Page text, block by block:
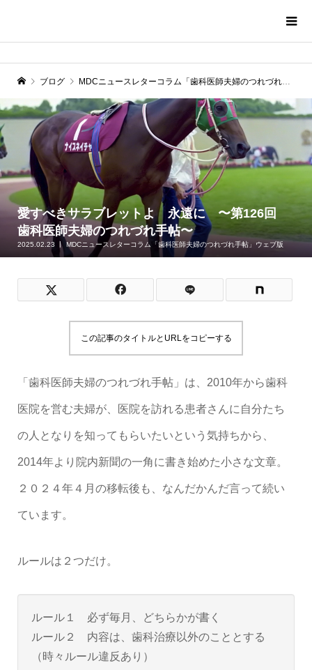
ブログ MDCニュースレターコラム「歯科医師夫婦のつれづれ手帖」ウェブ版
愛すべきサラブレットよ 永遠に 〜第126回
歯科医師夫婦のつれづれ手帖〜
2025.02.23 MDCニュースレターコラム「歯科医師夫婦のつれづれ手帖」ウェブ版
この記事のタイトルとURLをコピーする
「歯科医師夫婦のつれづれ手帖」は、2010年から歯科
医院を営む夫婦が、医院を訪れる患者さんに自分たち
の人となりを知ってもらいたいという気持ちから、
2014年より院内新聞の一角に書き始めた小さな文章。
２０２４年４月の移転後も、なんだかんだ言って続い
ています。
ルールは２つだけ。
ルール１ 必ず毎月、どちらかが書く
ルール２ 内容は、歯科治療以外のこととする
（時々ルール違反あり）